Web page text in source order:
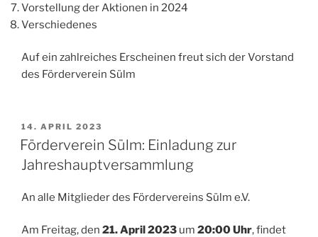
Vorstellung der Aktionen in 2024
Verschiedenes
Auf ein zahlreiches Erscheinen freut sich der Vorstand
des Förderverein Sülm
VERÖFFENTLICHT
AM
14. APRIL 2023
Förderverein Sülm: Einladung zur
Jahreshauptversammlung
An alle Mitglieder des Fördervereins Sülm e.V.
Am Freitag, den 21. April 2023 um 20:00 Uhr, findet